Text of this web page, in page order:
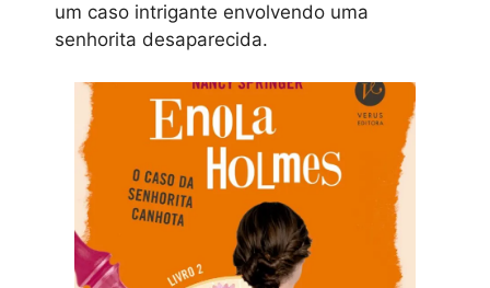
um caso intrigante envolvendo uma
senhorita desaparecida.